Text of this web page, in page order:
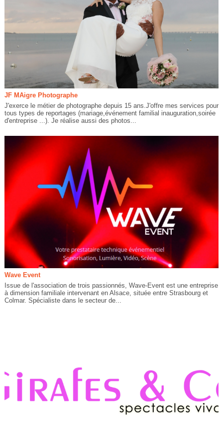
JF MAigre Photographe
J'exerce le métier de photographe depuis 15 ans.J'offre mes services pour
tous types de reportages (mariage,événement familial inauguration,soirée
d'entreprise ...). Je réalise aussi des photos...
Wave Event
Issue de l'association de trois passionnés, Wave-Event est une entreprise
à dimension familiale intervenant en Alsace, située entre Strasbourg et
Colmar. Spécialiste dans le secteur de...